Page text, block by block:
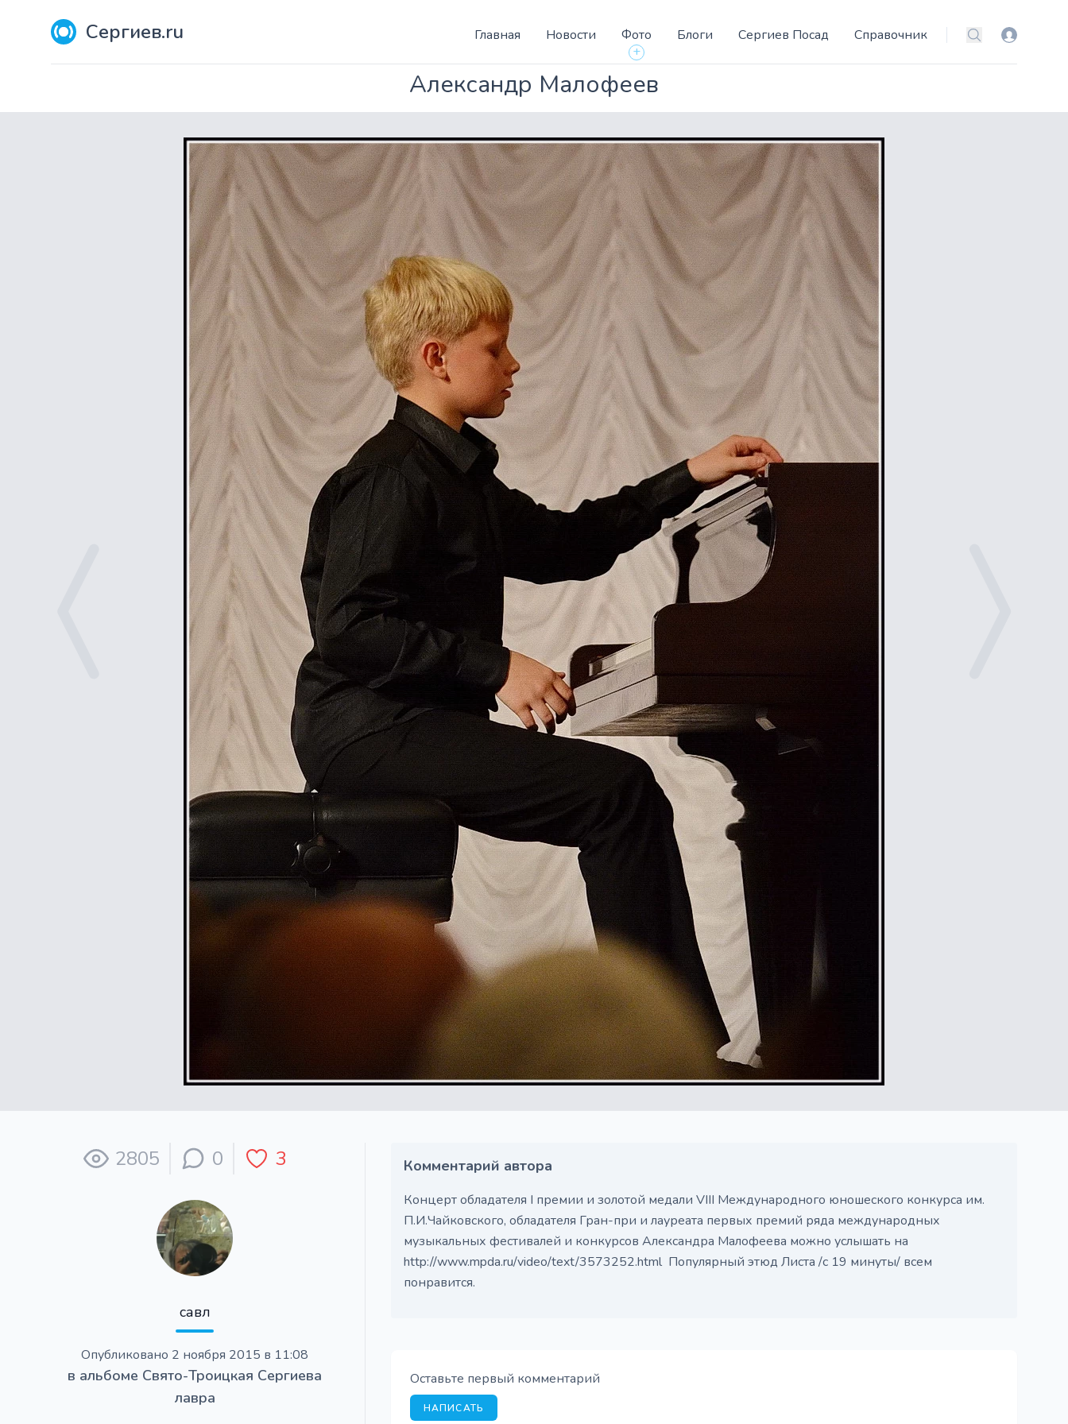
Сергиев.ru Главная Новости
Фото
+
Блоги Сергиев Посад Справочник Поиск Вход
Александр Малофеев
2805 0 3
савл
Опубликовано 2 ноября 2015 в 11:08
в альбоме Свято-Троицкая Сергиева
лавра
Комментарий автора
Концерт обладателя I премии и золотой медали VIII Международного юношеского конкурса им.
П.И.Чайковского, обладателя Гран-при и лауреата первых премий ряда международных
музыкальных фестивалей и конкурсов Александра Малофеева можно услышать на
http://www.mpda.ru/video/text/3573252.html Популярный этюд Листа /с 19 минуты/ всем
понравится.
Оставьте первый комментарий
НАПИСАТЬ